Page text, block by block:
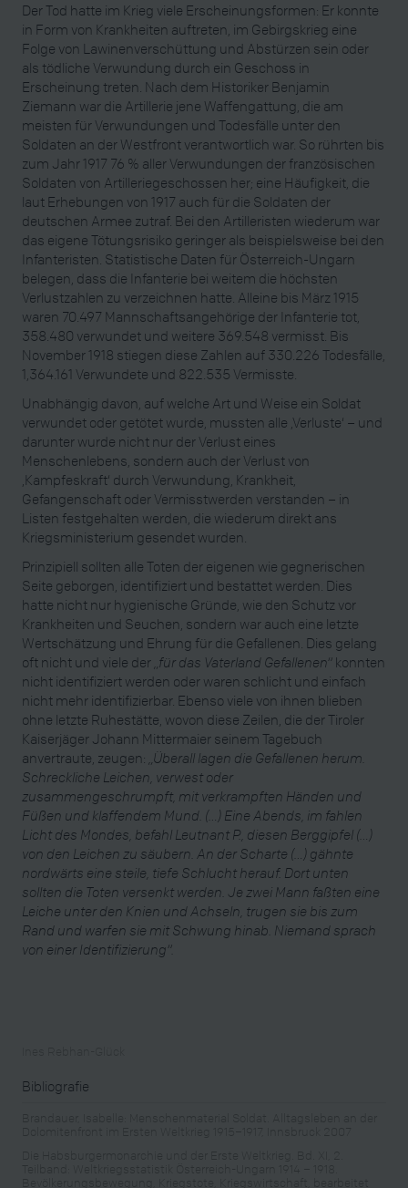
Der Tod hatte im Krieg viele Erscheinungsformen: Er konnte
in Form von Krankheiten auftreten, im Gebirgskrieg eine
Folge von Lawinenverschüttung und Abstürzen sein oder
als tödliche Verwundung durch ein Geschoss in
Erscheinung treten. Nach dem Historiker Benjamin
Ziemann war die Artillerie jene Waffengattung, die am
meisten für Verwundungen und Todesfälle unter den
Soldaten an der Westfront verantwortlich war. So rührten bis
zum Jahr 1917 76 % aller Verwundungen der französischen
Soldaten von Artilleriegeschossen her; eine Häufigkeit, die
laut Erhebungen von 1917 auch für die Soldaten der
deutschen Armee zutraf. Bei den Artilleristen wiederum war
das eigene Tötungsrisiko geringer als beispielsweise bei den
Infanteristen. Statistische Daten für Österreich-Ungarn
belegen, dass die Infanterie bei weitem die höchsten
Verlustzahlen zu verzeichnen hatte. Alleine bis März 1915
waren 70.497 Mannschaftsangehörige der Infanterie tot,
358.480 verwundet und weitere 369.548 vermisst. Bis
November 1918 stiegen diese Zahlen auf 330.226 Todesfälle,
1,364.161 Verwundete und 822.535 Vermisste.
Unabhängig davon, auf welche Art und Weise ein Soldat
verwundet oder getötet wurde, mussten alle ‚Verluste‘ – und
darunter wurde nicht nur der Verlust eines
Menschenlebens, sondern auch der Verlust von
‚Kampfeskraft‘ durch Verwundung, Krankheit,
Gefangenschaft oder Vermisstwerden verstanden – in
Listen festgehalten werden, die wiederum direkt ans
Kriegsministerium gesendet wurden.
Prinzipiell sollten alle Toten der eigenen wie gegnerischen
Seite geborgen, identifiziert und bestattet werden. Dies
hatte nicht nur hygienische Gründe, wie den Schutz vor
Krankheiten und Seuchen, sondern war auch eine letzte
Wertschätzung und Ehrung für die Gefallenen. Dies gelang
oft nicht und viele der „für das Vaterland Gefallenen“ konnten
nicht identifiziert werden oder waren schlicht und einfach
nicht mehr identifizierbar. Ebenso viele von ihnen blieben
ohne letzte Ruhestätte, wovon diese Zeilen, die der Tiroler
Kaiserjäger Johann Mittermaier seinem Tagebuch
anvertraute, zeugen: „Überall lagen die Gefallenen herum.
Schreckliche Leichen, verwest oder
zusammengeschrumpft, mit verkrampften Händen und
Füßen und klaffendem Mund. (…) Eine Abends, im fahlen
Licht des Mondes, befahl Leutnant P., diesen Berggipfel (…)
von den Leichen zu säubern. An der Scharte (…) gähnte
nordwärts eine steile, tiefe Schlucht herauf. Dort unten
sollten die Toten versenkt werden. Je zwei Mann faßten eine
Leiche unter den Knien und Achseln, trugen sie bis zum
Rand und warfen sie mit Schwung hinab. Niemand sprach
von einer Identifizierung“.
Bibliografie